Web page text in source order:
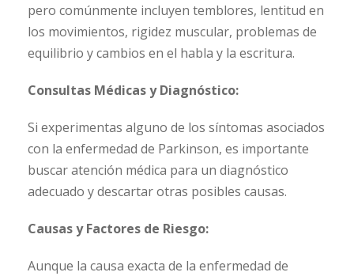
pero comúnmente incluyen temblores, lentitud en
los movimientos, rigidez muscular, problemas de
equilibrio y cambios en el habla y la escritura.
Consultas Médicas y Diagnóstico:
Si experimentas alguno de los síntomas asociados
con la enfermedad de Parkinson, es importante
buscar atención médica para un diagnóstico
adecuado y descartar otras posibles causas.
Causas y Factores de Riesgo:
Aunque la causa exacta de la enfermedad de